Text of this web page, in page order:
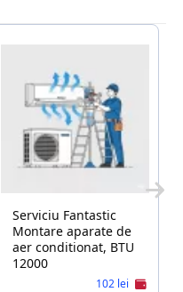
Serviciu Fantastic
Montare aparate de
aer conditionat, BTU
12000
102 lei